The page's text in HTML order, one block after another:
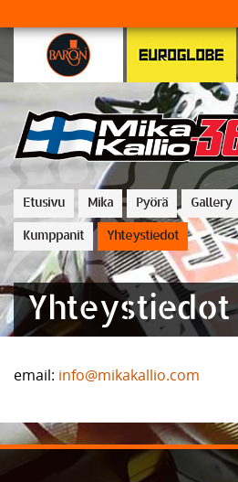
Etusivu Mika Pyörä Gallery
Kumppanit Yhteystiedot
Yhteystiedot
email: info@mikakallio.com